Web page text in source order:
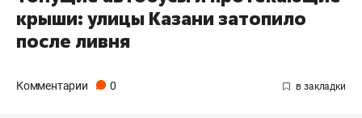
крыши: улицы Казани затопило
после ливня
Комментарии 0